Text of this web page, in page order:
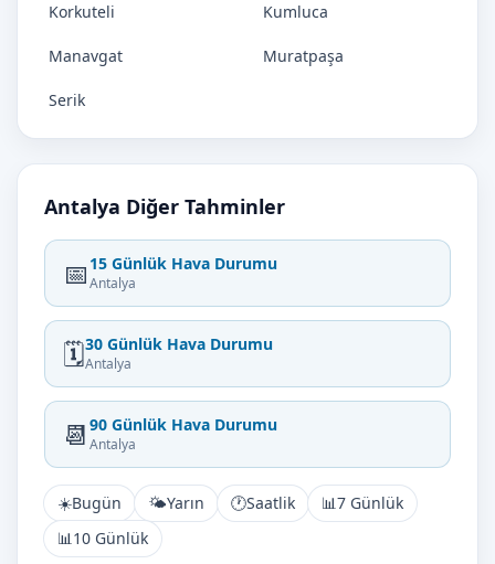
Korkuteli Kumluca
Manavgat Muratpaşa
Serik
Antalya Diğer Tahminler
📅 15 Günlük Hava Durumu
Antalya
🗓️30 Günlük Hava Durumu
Antalya
📆 90 Günlük Hava Durumu
Antalya
☀️Bugün 🌤️Yarın 🕐Saatlik 📊7 Günlük
📊10 Günlük